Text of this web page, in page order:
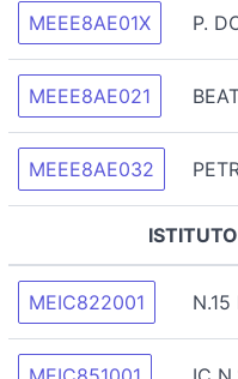
MEEE8AE01X P.
MEEE8AE021
MEEE8AE032
MEIC822001 N.15